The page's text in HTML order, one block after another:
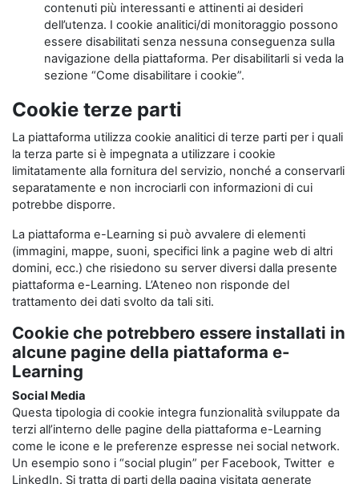
contenuti più interessanti e attinenti ai desideri
dell’utenza. I cookie analitici/di monitoraggio possono
essere disabilitati senza nessuna conseguenza sulla
navigazione della piattaforma. Per disabilitarli si veda la
sezione “Come disabilitare i cookie”.
Cookie terze parti
La piattaforma utilizza cookie analitici di terze parti per i quali
la terza parte si è impegnata a utilizzare i cookie
limitatamente alla fornitura del servizio, nonché a conservarli
separatamente e non incrociarli con informazioni di cui
potrebbe disporre.
La piattaforma e-Learning si può avvalere di elementi
(immagini, mappe, suoni, specifici link a pagine web di altri
domini, ecc.) che risiedono su server diversi dalla presente
piattaforma e-Learning. L’Ateneo non risponde del
trattamento dei dati svolto da tali siti.
Cookie che potrebbero essere installati in
alcune pagine della piattaforma e-
Learning
Social Media
Questa tipologia di cookie integra funzionalità sviluppate da
terzi all’interno delle pagine della piattaforma e-Learning
come le icone e le preferenze espresse nei social network.
Un esempio sono i “social plugin” per Facebook, Twitter e
LinkedIn. Si tratta di parti della pagina visitata generate